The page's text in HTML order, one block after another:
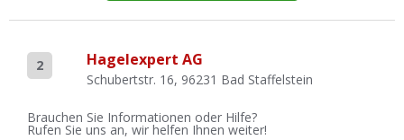
2 Hagelexpert AG
Schubertstr. 16, 96231 Bad Staffelstein
Brauchen Sie Informationen oder Hilfe?
Rufen Sie uns an, wir helfen Ihnen weiter!